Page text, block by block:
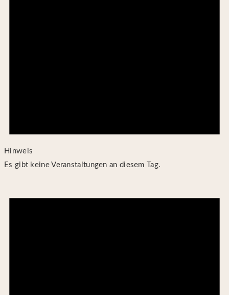
Hinweis
Es gibt keine Veranstaltungen an diesem Tag.